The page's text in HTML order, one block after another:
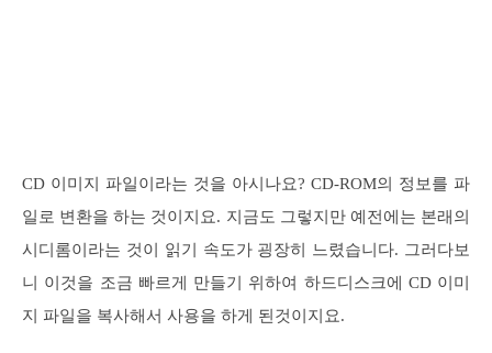
CD 이미지 파일이라는 것을 아시나요? CD-ROM의 정보를 파
일로 변환을 하는 것이지요. 지금도 그렇지만 예전에는 본래의
시디롬이라는 것이 읽기 속도가 굉장히 느렸습니다. 그러다보
니 이것을 조금 빠르게 만들기 위하여 하드디스크에 CD 이미
지 파일을 복사해서 사용을 하게 된것이지요.